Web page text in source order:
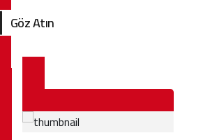
Göz Atın